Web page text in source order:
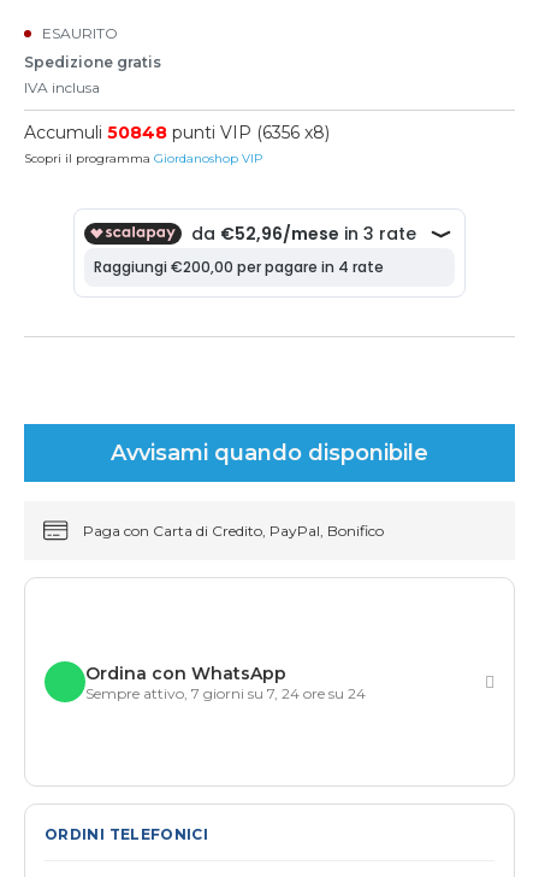
ESAURITO
Spedizione gratis
IVA inclusa
Accumuli 50848 punti VIP (6356 x8)
Scopri il programma Giordanoshop VIP
Avvisami quando disponibile
Paga con Carta di Credito, PayPal, Bonifico
Ordina con WhatsApp
Sempre attivo, 7 giorni su 7, 24 ore su 24
ORDINI TELEFONICI